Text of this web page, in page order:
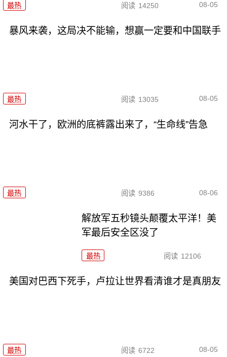
最热 阅读 14250 08-05
暴风来袭，这局决不能输，想赢一定要和中国联手
最热 阅读 13035 08-05
河水干了，欧洲的底裤露出来了，“生命线”告急
最热 阅读 9386 08-06
解放军五秒镜头颠覆太平洋！美
军最后安全区没了
最热 阅读 12106
美国对巴西下死手，卢拉让世界看清谁才是真朋友
最热 阅读 6722 08-05